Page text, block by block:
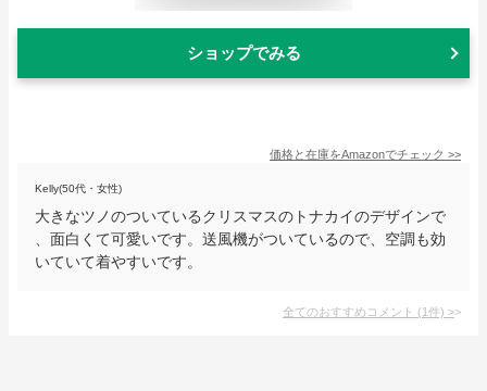
ショップでみる
価格と在庫をAmazonでチェック >>
Kelly(50代・女性)
大きなツノのついているクリスマスのトナカイのデザインで
、面白くて可愛いです。送風機がついているので、空調も効
いていて着やすいです。
全てのおすすめコメント (1件) >